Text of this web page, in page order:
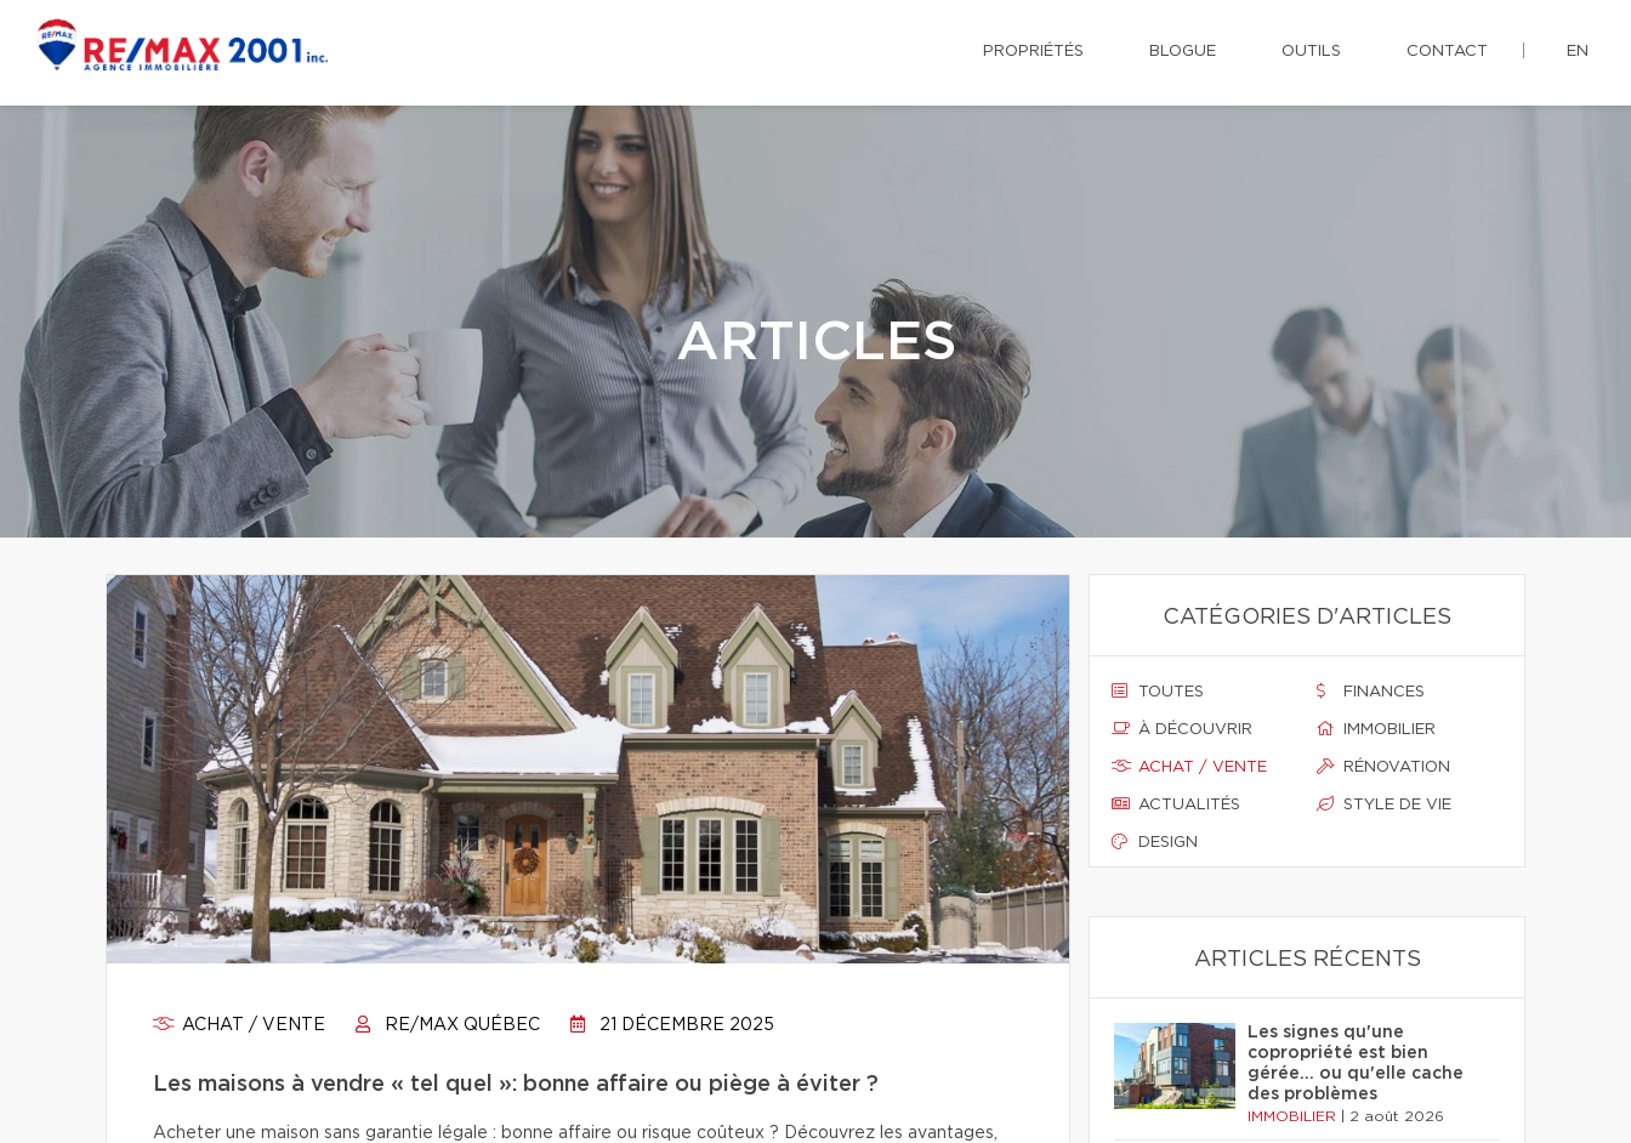
PROPRIÉTÉS BLOGUE OUTILS CONTACT EN
ARTICLES
ACHAT / VENTE RE/MAX QUÉBEC 21 DÉCEMBRE 2025
Les maisons à vendre « tel quel »: bonne affaire ou piège à éviter ?
Acheter une maison sans garantie légale : bonne affaire ou risque coûteux ? Découvrez les avantages,
CATÉGORIES D'ARTICLES
TOUTES
À DÉCOUVRIR
ACHAT / VENTE
ACTUALITÉS
DESIGN
FINANCES
IMMOBILIER
RÉNOVATION
STYLE DE VIE
ARTICLES RÉCENTS
Les signes qu'une
copropriété est bien
gérée… ou qu'elle cache
des problèmes
IMMOBILIER 2 août 2026